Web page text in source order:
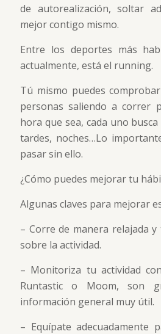
de autorealización, soltar
mejor contigo mismo.
Entre los deportes más
actualmente, está el running.
Tú mismo puedes
personas saliendo a correr
hora que sea, cada uno
tardes, noches…Lo
pasar sin ello.
¿Cómo puedes mejorar tu
Algunas claves para mejorar
– Corre de manera relajada
sobre la actividad.
– Monitoriza tu actividad
Runtastic o Moom, son
información general muy útil.
– Equípate adecuadamente